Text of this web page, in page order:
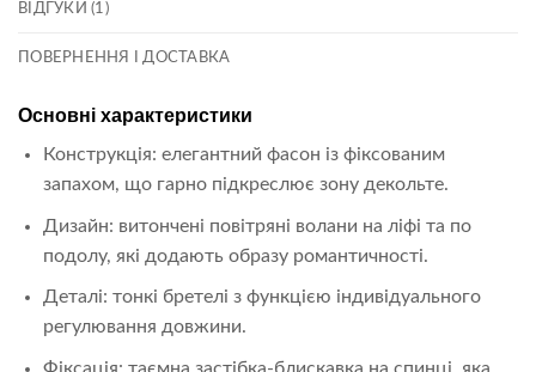
ВІДГУКИ (1)
ПОВЕРНЕННЯ І ДОСТАВКА
Основні характеристики
Конструкція: елегантний фасон із фіксованим
запахом, що гарно підкреслює зону декольте.
Дизайн: витончені повітряні волани на ліфі та по
подолу, які додають образу романтичності.
Деталі: тонкі бретелі з функцією індивідуального
регулювання довжини.